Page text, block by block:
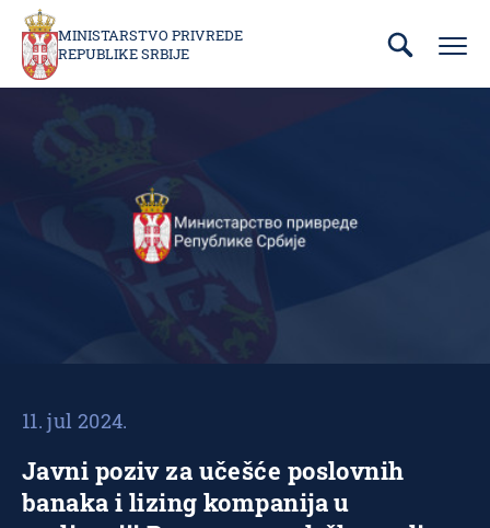
Prebaci
glavni
MINISTARSTVO PRIVREDE
REPUBLIKE SRBIJE
11. jul 2024.
Javni poziv za učešće poslovnih
banaka i lizing kompanija u